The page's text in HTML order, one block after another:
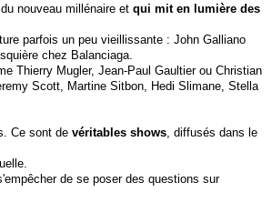
nouveau millénaire et qui mit en lumière des
parfois un peu vieillissante : John Galliano
chez Balanciaga.
Thierry Mugler, Jean-Paul Gaultier ou Christian
Scott, Martine Sitbon, Hedi Slimane, Stella
Ce sont de véritables shows , diffusés dans le
de se poser des questions sur